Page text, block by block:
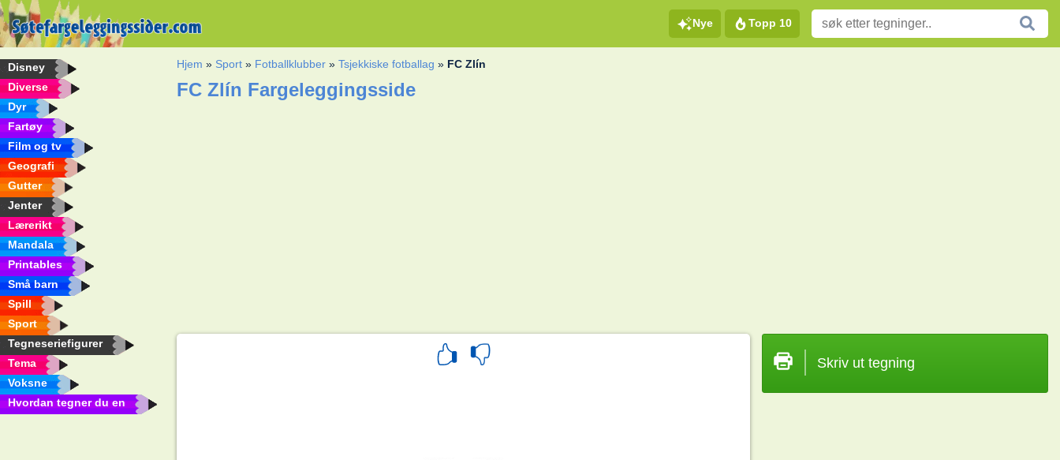
Nye Topp 10
Disney
Diverse
Dyr
Fartøy
Film og tv
Geografi
Gutter
Jenter
Lærerikt
Mandala
Printables
Små barn
Spill
Sport
Tegneseriefigurer
Tema
Voksne
Hvordan tegner du en
Hjem » Sport » Fotballklubber »Tsjekkiske fotballag » FC Zlín
FC Zlín Fargeleggingsside
Skriv ut tegning